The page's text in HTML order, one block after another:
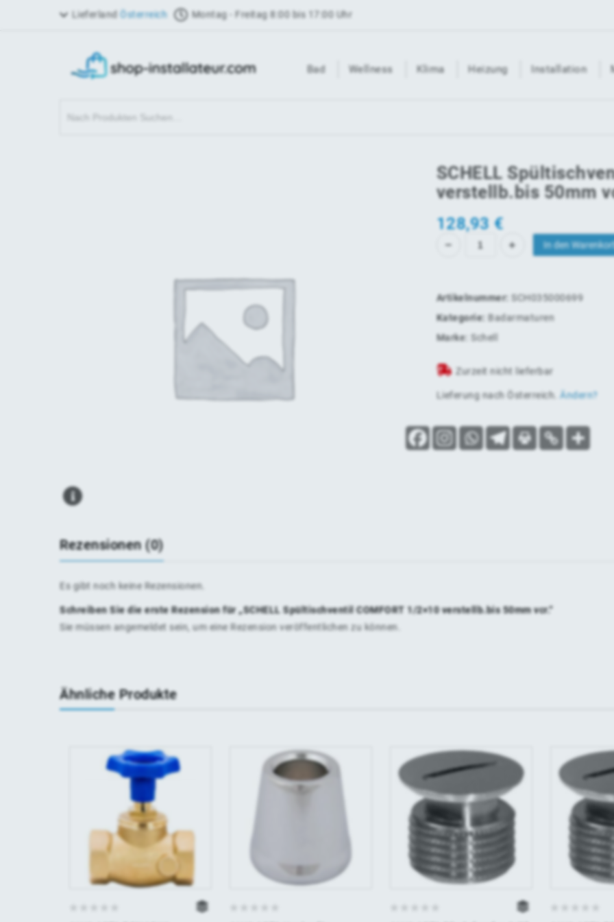
Lieferland Österreich Montag - Freitag 8:00 bis 17:00 Uhr
Bad Wellness Klima Heizung Installation
SCHELL
verstellb.bis 50mm
128,93€
In den
Artikelnummer: SCH035000699
Kategorie: Badarmaturen
Marke: Schell
Zurzeit nicht lieferbar
Lieferung nach Österreich Ändern?
Rezensionen (0)
Es gibt noch keine Rezensionen.
Schreiben Sie die erste Rezension für „SCHELL Spültischventil COMFORT 1/2×10 verstellb.bis 50mm vcr.“
Sie müssen angemeldet sein, um eine Rezension veröffentlichen zu können.
Ähnliche Produkte